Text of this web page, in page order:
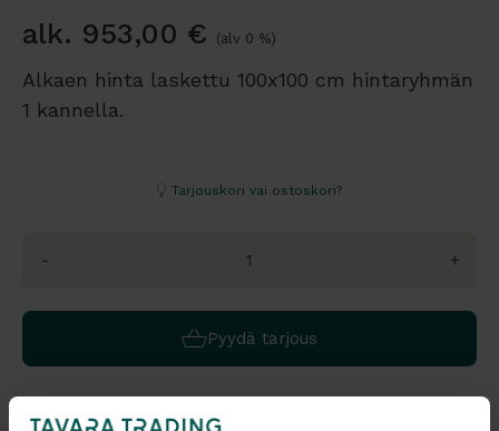
alk. 953,00 € (alv 0 %)
Alkaen hinta laskettu 100x100 cm hintaryhmän
1 kannella.
Tarjouskori vai ostoskori?
- +
Pyydä tarjous